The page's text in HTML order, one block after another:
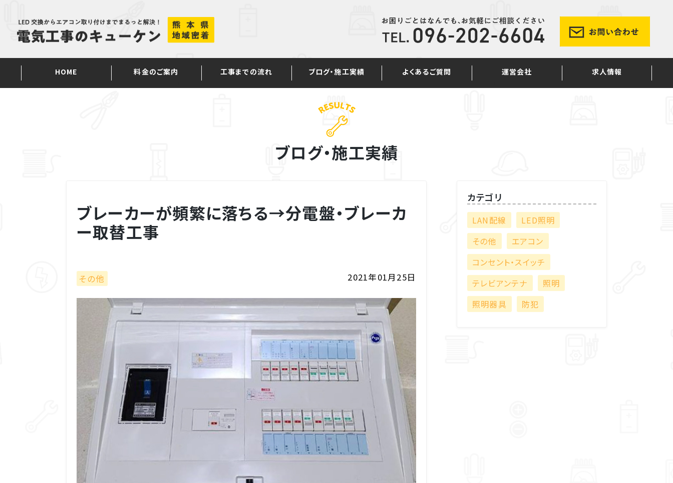
content
HOME 料金のご案内 工事までの流れ ブログ・施工実績 よくあるご質問 運営会社 求人情報
ブログ・施工実績
ブレーカーが頻繁に落ちる→分電盤・ブレーカ
ー取替工事
2021年01月25日
その他
カテゴリ
LAN配線
LED照明
その他
エアコン
コンセント・スイッチ
テレビアンテナ
照明
照明器具
防犯